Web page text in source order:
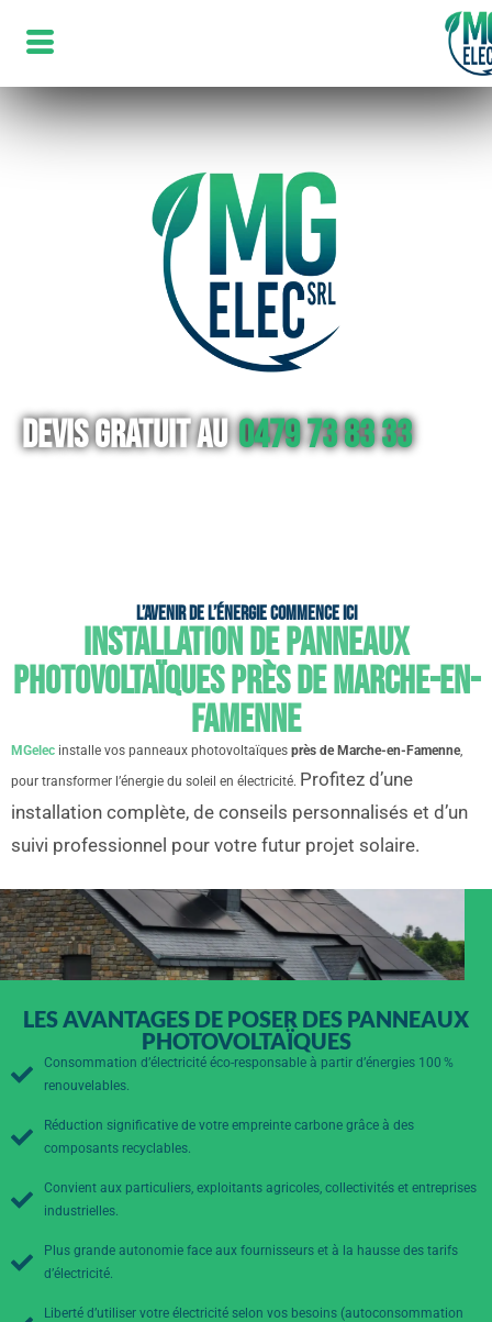
Devis gratuit au 0479 73 83 33
L’avenir de l’énergie commence ici
Installation de panneaux
photovoltaïques près de Marche-en-
Famenne
MGelec installe vos panneaux photovoltaïques près de Marche-en-Famenne,
pour transformer l’énergie du soleil en électricité. Profitez d’une
installation complète, de conseils personnalisés et d’un
suivi professionnel pour votre futur projet solaire.
LES AVANTAGES DE POSER DES PANNEAUX
PHOTOVOLTAÏQUES
Consommation d’électricité éco-responsable à partir d’énergies 100 %
renouvelables.
Réduction significative de votre empreinte carbone grâce à des
composants recyclables.
Convient aux particuliers, exploitants agricoles, collectivités et entreprises
industrielles.
Plus grande autonomie face aux fournisseurs et à la hausse des tarifs
d’électricité.
Liberté d’utiliser votre électricité selon vos besoins (autoconsommation